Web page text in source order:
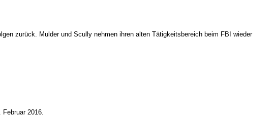
zurück. Mulder und Scully nehmen ihren alten Tätigkeitsbereich beim FBI wieder
2016.